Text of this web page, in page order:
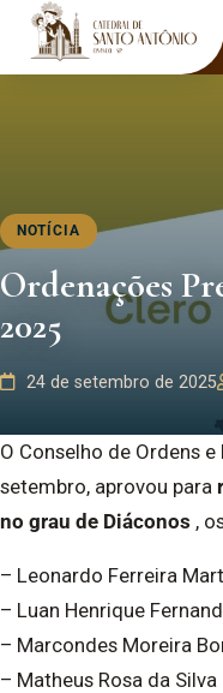
NOTÍCIA
Ordenações
2025
24 de setembro de 2025
O Conselho de Ordens
setembro, aprovou para
no grau de Diáconos ,
– Leonardo Ferreira
– Luan Henrique
– Marcondes Moreira
– Matheus Rosa da Silva